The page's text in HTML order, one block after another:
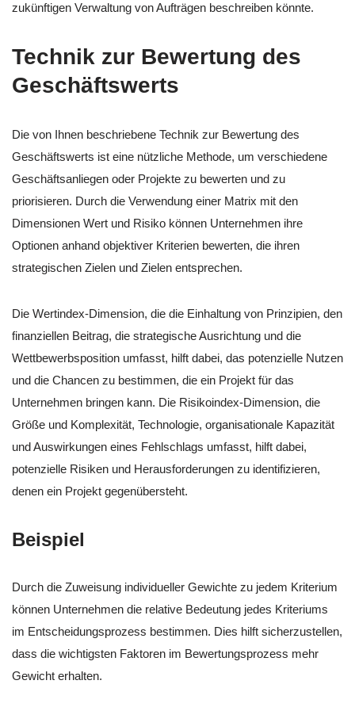
zukünftigen Verwaltung von Aufträgen beschreiben könnte.
Technik zur Bewertung des
Geschäftswerts
Die von Ihnen beschriebene Technik zur Bewertung des
Geschäftswerts ist eine nützliche Methode, um verschiedene
Geschäftsanliegen oder Projekte zu bewerten und zu
priorisieren. Durch die Verwendung einer Matrix mit den
Dimensionen Wert und Risiko können Unternehmen ihre
Optionen anhand objektiver Kriterien bewerten, die ihren
strategischen Zielen und Zielen entsprechen.
Die Wertindex-Dimension, die die Einhaltung von Prinzipien, den
finanziellen Beitrag, die strategische Ausrichtung und die
Wettbewerbsposition umfasst, hilft dabei, das potenzielle Nutzen
und die Chancen zu bestimmen, die ein Projekt für das
Unternehmen bringen kann. Die Risikoindex-Dimension, die
Größe und Komplexität, Technologie, organisationale Kapazität
und Auswirkungen eines Fehlschlags umfasst, hilft dabei,
potenzielle Risiken und Herausforderungen zu identifizieren,
denen ein Projekt gegenübersteht.
Beispiel
Durch die Zuweisung individueller Gewichte zu jedem Kriterium
können Unternehmen die relative Bedeutung jedes Kriteriums
im Entscheidungsprozess bestimmen. Dies hilft sicherzustellen,
dass die wichtigsten Faktoren im Bewertungsprozess mehr
Gewicht erhalten.